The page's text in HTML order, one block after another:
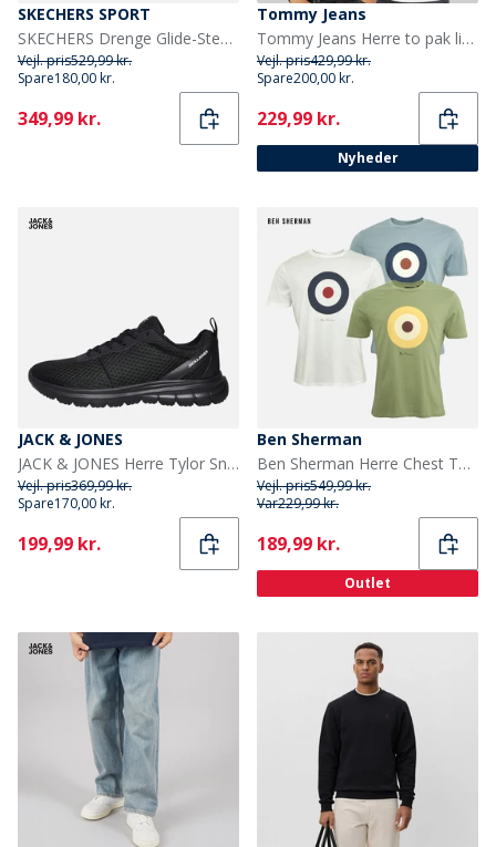
SKECHERS SPORT
SKECHERS Drenge Glide-Step Lys Sneakers Blå
Vejl. pris529,99 kr.
Spare180,00 kr.
Current
349,99 kr.
Tommy Jeans
Tommy Jeans Herre to pak lineære t-shirts Ecru/Sort
Vejl. pris429,99 kr.
Spare200,00 kr.
Current
229,99 kr.
Nyheder
JACK & JONES
JACK & JONES Herre Tylor Sneakers Sort
Vejl. pris369,99 kr.
Spare170,00 kr.
Current
199,99 kr.
Ben Sherman
Ben Sherman Herre Chest Target T-shirts Flerfarvet
Vejl. pris549,99 kr.
Var229,99 kr.
Current
189,99 kr.
Outlet